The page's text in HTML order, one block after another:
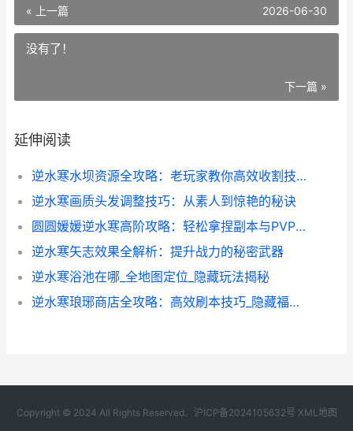
« 上一篇 2026-06-30
没有了！
下一篇 »
延伸阅读
逆水寒水坝资源全攻略：老玩家教你高效收割技巧
逆水寒画质头发调整技巧：从素人到惊艳的秘诀
圆圆媛媛逆水寒高阶攻略：轻松拿捏副本与PVP技巧
逆水寒矢志效果全解析：提升战力的秘密武器
逆水寒浴池在哪_全地图定位_隐藏玩法揭秘
逆水寒琅琊商店全攻略：高效刷本技巧_隐藏福利揭秘
Copyright © 2024 All Rights Reserved. 沪ICP备2024105632号 XML地图